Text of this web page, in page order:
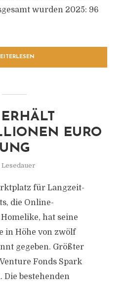
wurden 2025: 96
EURO
Lesedauer
für Langzeit-
die Online-
hat seine
in Höhe von zwölf
gegeben. Größter
Fonds Spark
Die bestehenden